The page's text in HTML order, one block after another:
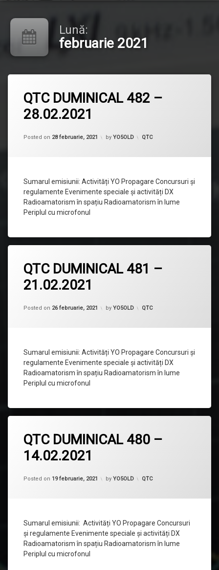
Lună:
februarie 2021
QTC DUMINICAL 482 –
28.02.2021
Posted on 28 februarie, 2021 by YO5OLD Categorii:
QTC
Sumarul emisiunii: Activități YO Propagare Concursuri și
regulamente Evenimente speciale și activități DX
Radioamatorism în spațiu Radioamatorism în lume
Periplul cu microfonul
un
comentariu
la
QTC
482
QTC DUMINICAL 481 –
21.02.2021
Posted on 26 februarie, 2021 by YO5OLD Categorii:
QTC
Sumarul emisiunii: Activități YO Propagare Concursuri și
regulamente Evenimente speciale și activități DX
Radioamatorism în spațiu Radioamatorism în lume
Periplul cu microfonul
un
comentariu
la
QTC
481
QTC DUMINICAL 480 –
14.02.2021
Posted on 19 februarie, 2021
Updated on 19 februarie, 2021
by YO5OLD Categorii:
QTC
Sumarul emisiunii: Activități YO Propagare Concursuri
și regulamente Evenimente speciale și activități DX
Radioamatorism în spațiu Radioamatorism în lume
Periplul cu microfonul
un
comentariu
la
QTC
480